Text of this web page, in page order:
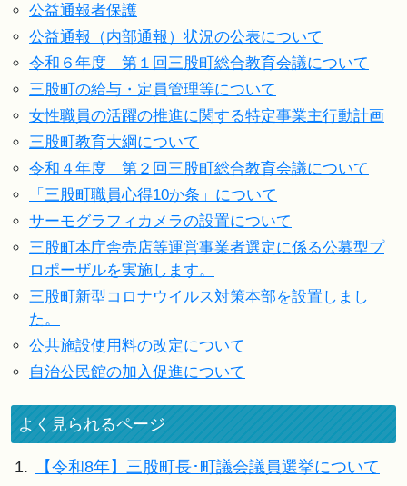
公益通報者保護
公益通報（内部通報）状況の公表について
令和６年度 第１回三股町総合教育会議について
三股町の給与・定員管理等について
女性職員の活躍の推進に関する特定事業主行動計画
三股町教育大綱について
令和４年度 第２回三股町総合教育会議について
「三股町職員心得10か条」について
サーモグラフィカメラの設置について
三股町本庁舎売店等運営事業者選定に係る公募型プ
ロポーザルを実施します。
三股町新型コロナウイルス対策本部を設置しまし
た。
公共施設使用料の改定について
自治公民館の加入促進について
よく見られるページ
1.
【令和8年】三股町長･町議会議員選挙について